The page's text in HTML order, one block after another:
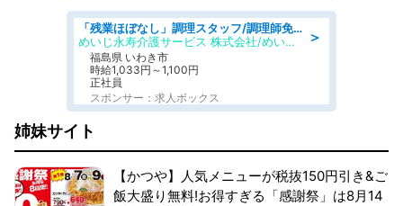
＞
「残業ほぼなし」調理スタッフ/調理師免許必須/正職員/日勤のみ/住宅型有料老人ホーム
めいじ永寿介護サービス 株式会社/めいじ永寿介護サービスセンター
福島県 いわき市
時給1,033円～1,100円
正社員
スポンサー：求人ボックス
姉妹サイト
【かつや】人気メニューが税抜150円引き&ご
飯大盛り無料!お得すぎる「感謝祭」は8月14